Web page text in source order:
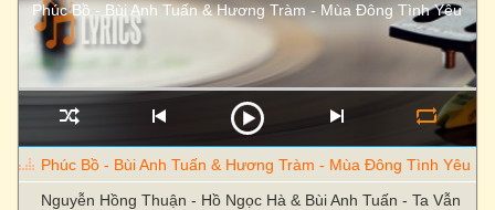
Phúc Bồ - Bùi Anh Tuấn & Hương Tràm - Mùa Đông Tình Yêu
Phúc Bồ - Bùi Anh Tuấn & Hương Tràm - Mùa Đông Tình Yêu
Nguyễn Hồng Thuận - Hồ Ngọc Hà & Bùi Anh Tuấn - Ta Vẫn